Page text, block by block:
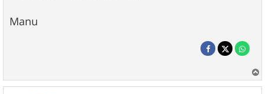
Manu
a